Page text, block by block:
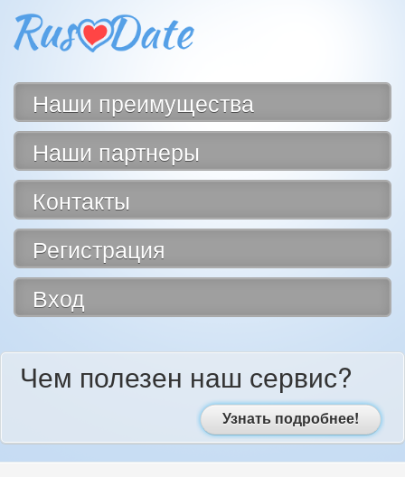
Наши преимущества
Наши партнеры
Контакты
Регистрация
Вход
Чем полезен наш сервис?
Узнать подробнее!